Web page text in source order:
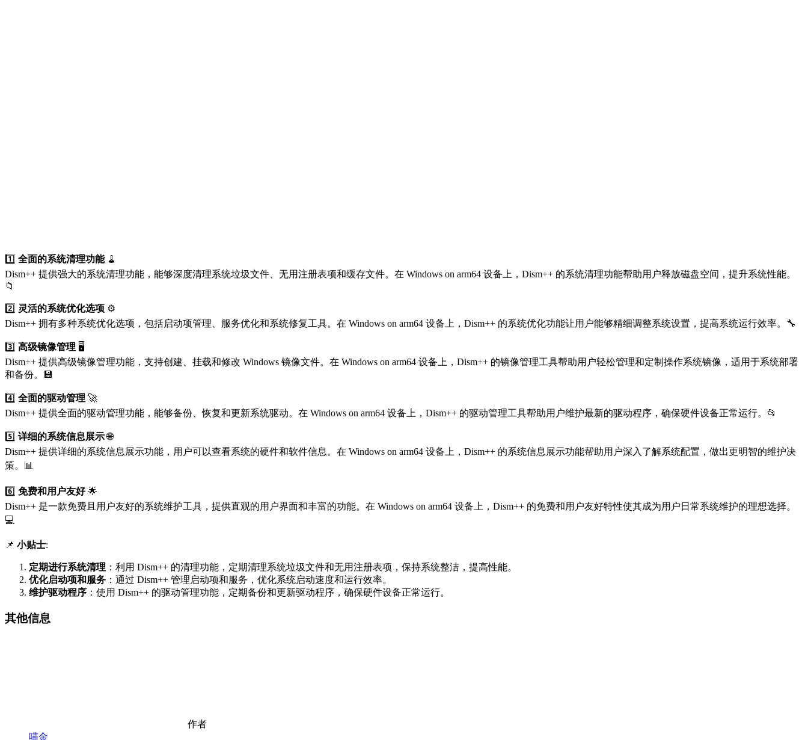
1️⃣ 全面的系统清理功能🧹
Dism++ 提供强大的系统清理功能，能够深度清理系统垃圾文件、无用注册表项和缓存文件。在 Windows on arm64 设备上，Dism++ 的系统清理功能帮助用户释放磁盘空间，提升系统性能。
📁
2️⃣ 灵活的系统优化选项 ⚙️
Dism++ 拥有多种系统优化选项，包括启动项管理、服务优化和系统修复工具。在 Windows on arm64 设备上，Dism++ 的系统优化功能让用户能够精细调整系统设置，提高系统运行效率。🔧
3️⃣ 高级镜像管理 🖥️
Dism++ 提供高级镜像管理功能，支持创建、挂载和修改 Windows 镜像文件。在 Windows on arm64 设备上，Dism++ 的镜像管理工具帮助用户轻松管理和定制操作系统镜像，适用于系统部署
和备份。💾
4️⃣ 全面的驱动管理 🚀
Dism++ 提供全面的驱动管理功能，能够备份、恢复和更新系统驱动。在 Windows on arm64 设备上，Dism++ 的驱动管理工具帮助用户维护最新的驱动程序，确保硬件设备正常运行。📂
5️⃣ 详细的系统信息展示🌐
Dism++ 提供详细的系统信息展示功能，用户可以查看系统的硬件和软件信息。在 Windows on arm64 设备上，Dism++ 的系统信息展示功能帮助用户深入了解系统配置，做出更明智的维护决
策。📊
6️⃣ 免费和用户友好🌟
Dism++ 是一款免费且用户友好的系统维护工具，提供直观的用户界面和丰富的功能。在 Windows on arm64 设备上，Dism++ 的免费和用户友好特性使其成为用户日常系统维护的理想选择。
💻
📌 小贴士:
定期进行系统清理 ：利用 Dism++ 的清理功能，定期清理系统垃圾文件和无用注册表项，保持系统整洁，提高性能。
优化启动项和服务 ：通过 Dism++ 管理启动项和服务，优化系统启动速度和运行效率。
维护驱动程序 ：使用 Dism++ 的驱动管理功能，定期备份和更新驱动程序，确保硬件设备正常运行。
其他信息
作者
喵金